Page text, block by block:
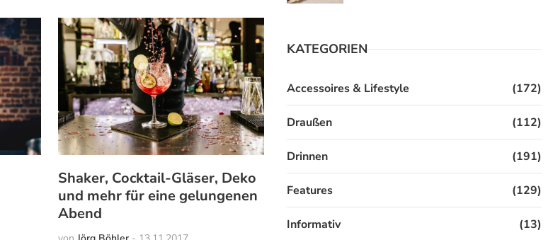
Shaker, Cocktail-Gläser, Deko
und mehr für eine gelungenen
Abend
KATEGORIEN
Accessoires & Lifestyle (172)
Draußen (112)
Drinnen (191)
Features (129)
Informativ (13)